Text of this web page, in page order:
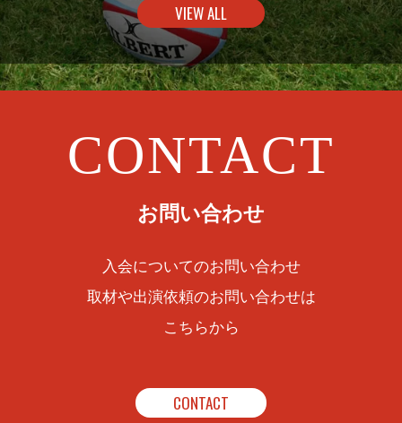
VIEW ALL
CONTACT
お問い合わせ
入会についてのお問い合わせ
取材や出演依頼のお問い合わせは
こちらから
CONTACT